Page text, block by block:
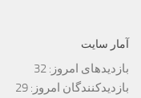
آمار سایت
بازدیدهای امروز: 32
بازدیدکنندگان امروز: 29